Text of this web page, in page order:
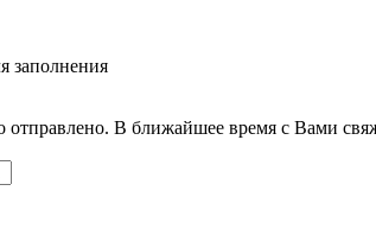
заполнения
В ближайшее время с Вами